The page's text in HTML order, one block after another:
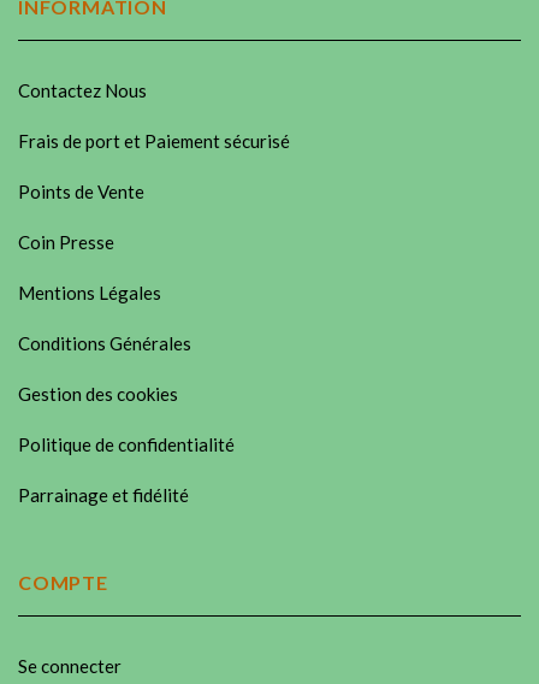
INFORMATION
Contactez Nous
Frais de port et Paiement sécurisé
Points de Vente
Coin Presse
Mentions Légales
Conditions Générales
Gestion des cookies
Politique de confidentialité
Parrainage et fidélité
COMPTE
Se connecter